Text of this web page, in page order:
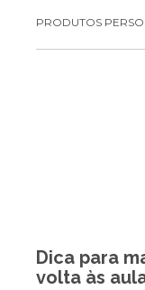
PRODUTOS
Dica para
volta às